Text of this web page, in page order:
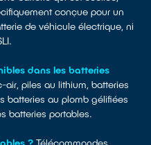
conçue pour un
de véhicule électrique, ni
dans les batteries
air, piles au lithium, batteries
batteries au plomb gélifiées
batteries portables.
? Télécommandes,